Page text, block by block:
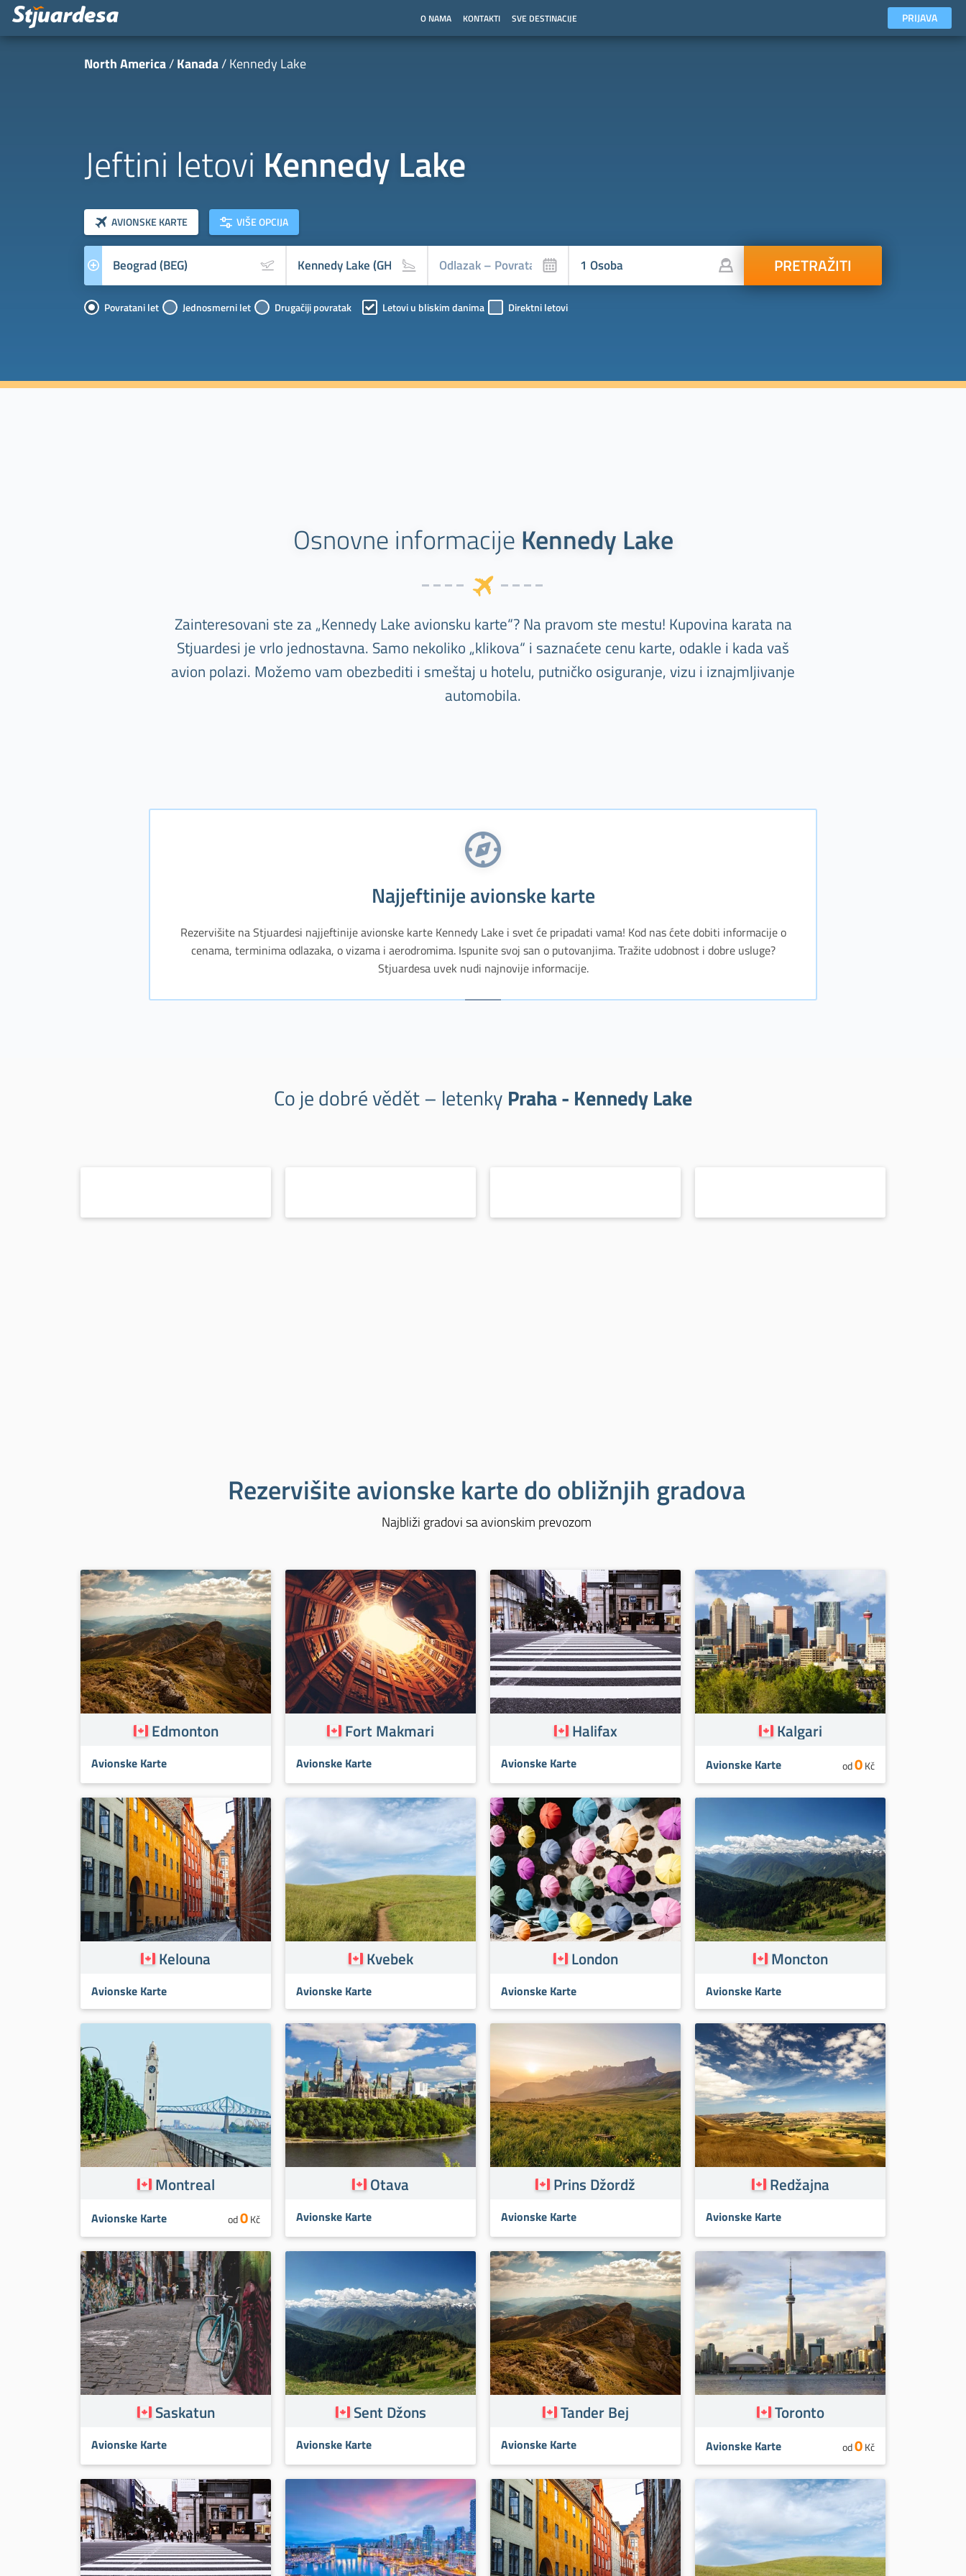
O NAMA KONTAKTI SVE DESTINACIJE PRIJAVA
North America Kanada Kennedy Lake
Jeftini letovi Kennedy Lake
AVIONSKE KARTE Prevoznik
klasa letova
VIŠE OPCIJA
PRETRAŽITI
Povratani let Jednosmerni let Drugačiji povratak Letovi u bliskim danima Direktni letovi
Osnovne informacije Kennedy Lake
Zainteresovani ste za „Kennedy Lake avionsku karte“? Na pravom ste mestu! Kupovina karata na
Stjuardesi je vrlo jednostavna. Samo nekoliko „klikova“ i saznaćete cenu karte, odakle i kada vaš
avion polazi. Možemo vam obezbediti i smeštaj u hotelu, putničko osiguranje, vizu i iznajmljivanje
automobila.
Najjeftinije avionske karte
Rezervišite na Stjuardesi najjeftinije avionske karte Kennedy Lake i svet će pripadati vama! Kod nas ćete dobiti informacije o
cenama, terminima odlazaka, o vizama i aerodromima. Ispunite svoj san o putovanjima. Tražite udobnost i dobre usluge?
Stjuardesa uvek nudi najnovije informacije.
Co je dobré vědět – letenky Praha - Kennedy Lake
Rezervišite avionske karte do obližnjih gradova
Najbliži gradovi sa avionskim prevozom
Edmonton
Avionske Karte
Fort Makmari
Avionske Karte
Halifax
Avionske Karte
Kalgari
Avionske Karte od0Kč
Kelouna
Avionske Karte
Kvebek
Avionske Karte
London
Avionske Karte
Moncton
Avionske Karte
Montreal
Avionske Karte od0Kč
Otava
Avionske Karte
Prins Džordž
Avionske Karte
Redžajna
Avionske Karte
Saskatun
Avionske Karte
Sent Džons
Avionske Karte
Tander Bej
Avionske Karte
Toronto
Avionske Karte od0Kč